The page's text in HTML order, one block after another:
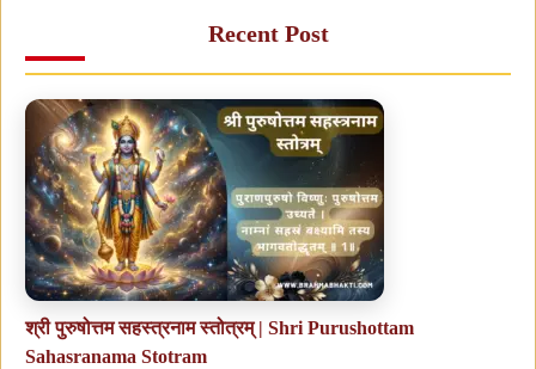
Recent Post
श्री पुरुषोत्तम सहस्त्रनाम स्तोत्रम् | Shri Purushottam
Sahasranama Stotram